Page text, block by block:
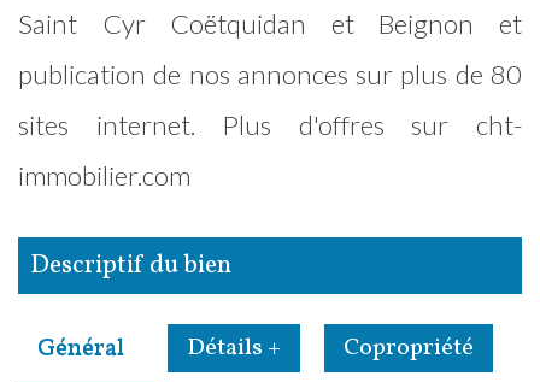
Saint Cyr Coëtquidan et Beignon et
publication de nos annonces sur plus de 80
sites internet. Plus d'offres sur cht-
immobilier.com
descriptif du bien
Général Détails +
Copropriété